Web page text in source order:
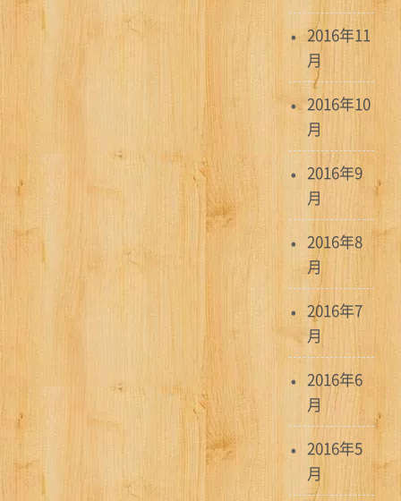
2016年11
月
2016年10
月
2016年9
月
2016年8
月
2016年7
月
2016年6
月
2016年5
月